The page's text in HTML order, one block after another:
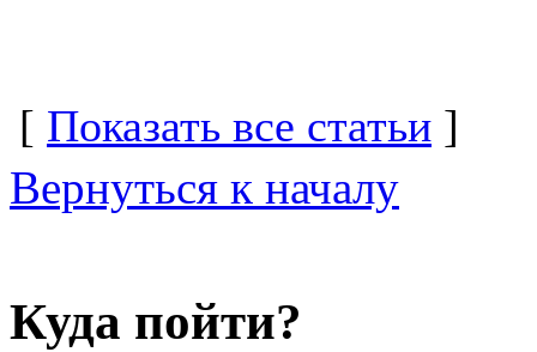
[ Показать все статьи ]
Вернуться к началу
Куда пойти?